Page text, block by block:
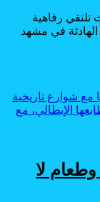
تلتقي رفاهية
في مشهد
وطعام لا